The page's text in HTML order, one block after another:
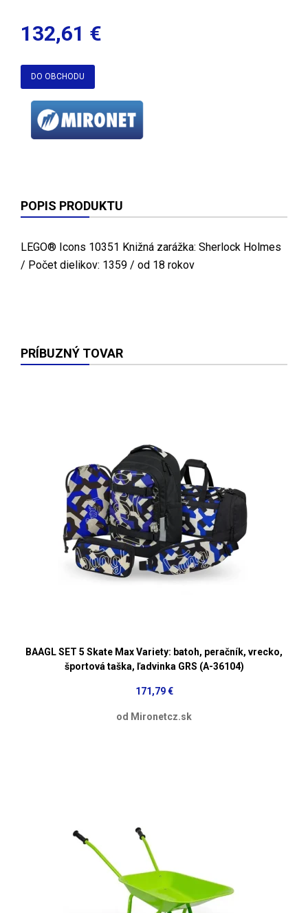
132,61 €
DO OBCHODU
POPIS PRODUKTU
LEGO® Icons 10351 Knižná zarážka: Sherlock Holmes
/ Počet dielikov: 1359 / od 18 rokov
PRÍBUZNÝ TOVAR
BAAGL SET 5 Skate Max Variety: batoh, peračník, vrecko,
športová taška, ľadvinka GRS (A-36104)
171,79 €
od Mironetcz.sk